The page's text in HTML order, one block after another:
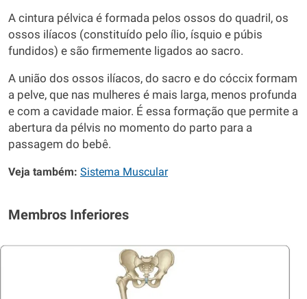
A cintura pélvica é formada pelos ossos do quadril, os
ossos ilíacos (constituído pelo ílio, ísquio e púbis
fundidos) e são firmemente ligados ao sacro.
A união dos ossos ilíacos, do sacro e do cóccix formam
a pelve, que nas mulheres é mais larga, menos profunda
e com a cavidade maior. É essa formação que permite a
abertura da pélvis no momento do parto para a
passagem do bebê.
Veja também: Sistema Muscular
Membros Inferiores